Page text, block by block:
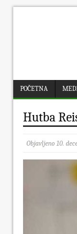
POČETNA
Hutba
Objavljeno 10.